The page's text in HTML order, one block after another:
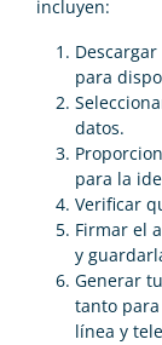
incluyen:
para
datos.
para la
Verificar
Firmar el
y
Generar
tanto
línea y